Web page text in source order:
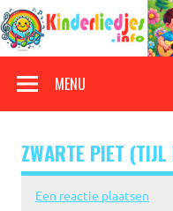
Doorgaan
naar
inhoud
MENU
ZWARTE PIET
Een reactie plaatsen